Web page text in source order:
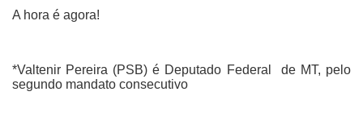
A hora é agora!
*Valtenir Pereira (PSB) é Deputado Federal de MT, pelo
segundo mandato consecutivo